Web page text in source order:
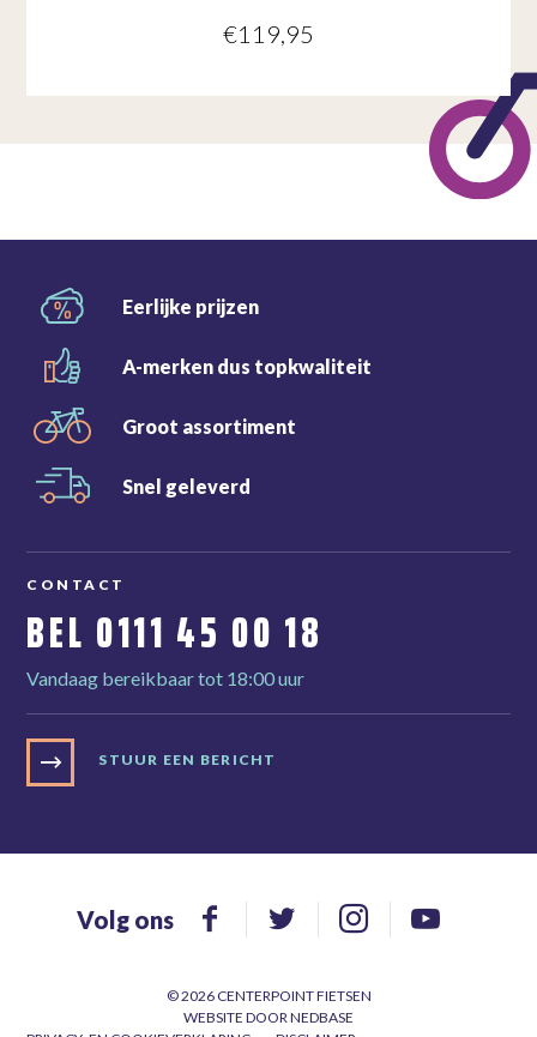
€119,95
Eerlijke prijzen
A-merken dus topkwaliteit
Groot assortiment
Snel geleverd
CONTACT
BEL 0111 45 00 18
Vandaag bereikbaar tot 18:00 uur
STUUR EEN BERICHT
© 2026 CENTERPOINT FIETSEN
WEBSITE DOORNEDBASE
Volg ons